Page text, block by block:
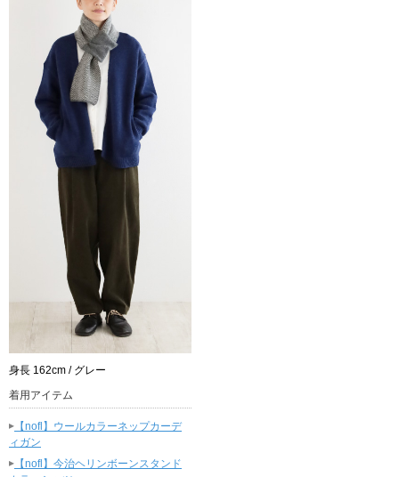
身長 162cm / グレー
着用アイテム
▸ 【nofl】ウールカラーネップカーデ
ィガン
▸ 【nofl】今治ヘリンボーンスタンド